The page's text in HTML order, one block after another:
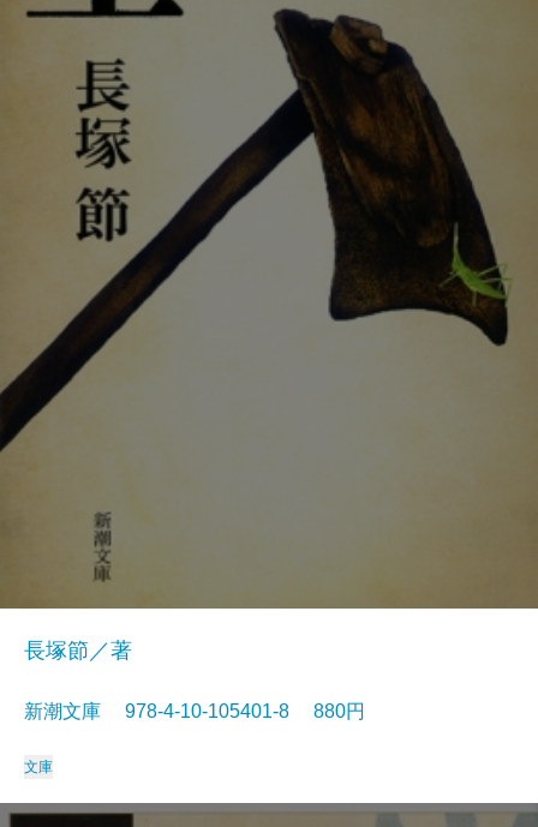
長塚節／著
新潮文庫 978-4-10-105401-8 880円
文庫